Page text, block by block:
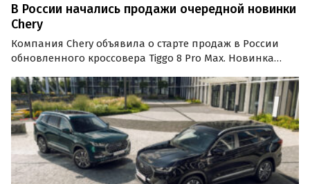
В России начались продажи очередной новинки
Chery
Компания Chery объявила о старте продаж в России
обновленного кроссовера Tiggo 8 Pro Max. Новинка
Ultimate) по цене от 4,46 млн и 4,61 млн рублей
соответственно, но для первых покупателей…